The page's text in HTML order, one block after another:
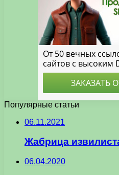
Популярные статьи
06.11.2021
Жабрица
06.04.2020